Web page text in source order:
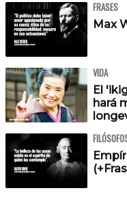
FRASES
Max
VIDA
El
hará